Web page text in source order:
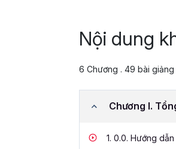
Nội dung
6 Chương . 49 bài giảng
Chương I.
1. 0.0. Hướng